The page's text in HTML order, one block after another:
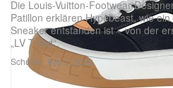
Schuhe
Die Louis-Vuitton-Footwear-
Patillon erklären Hypebeast, wie
Sneaker entstanden ist – von der
„LV Tilted“.
Feb 7, 2026